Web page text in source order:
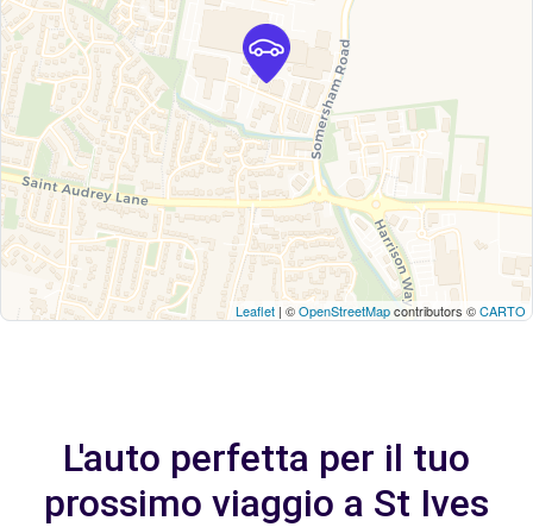
Leaflet | ©OpenStreetMapcontributors ©CARTO
L'auto perfetta per il tuo
prossimo viaggio a St Ives